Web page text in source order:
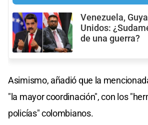
Venezuela,
Unidos:
de una guerra?
Asimismo, añadió que la
"la mayor coordinación", con los
policías" colombianos.